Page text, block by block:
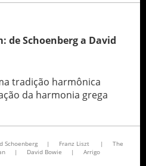
de Schoenberg a David
tradição harmônica
da harmonia grega
Schoenberg | Franz Liszt |
The
| David Bowie |
Arrigo